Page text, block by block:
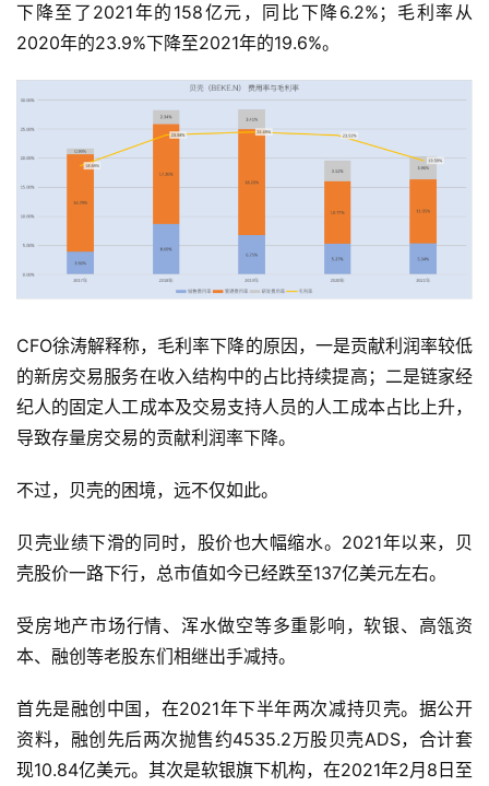
业
人
工
智
能
深
度
习
云
计
来
医
智
驾
驶
下降至了2021年的158亿元，同比下降6.2%；毛利率从
2020年的23.9%下降至2021年的19.6%。
CFO徐涛解释称，毛利率下降的原因，一是贡献利润率较低
的新房交易服务在收入结构中的占比持续提高；二是链家经
纪人的固定人工成本及交易支持人员的人工成本占比上升，
导致存量房交易的贡献利润率下降。
不过，贝壳的困境，远不仅如此。
贝壳业绩下滑的同时，股价也大幅缩水。2021年以来，贝
壳股价一路下行，总市值如今已经跌至137亿美元左右。
受房地产市场行情、浑水做空等多重影响，软银、高瓴资
本、融创等老股东们相继出手减持。
首先是融创中国，在2021年下半年两次减持贝壳。据公开
资料，融创先后两次抛售约4535.2万股贝壳ADS，合计套
现10.84亿美元。其次是软银旗下机构，在2021年2月8日至